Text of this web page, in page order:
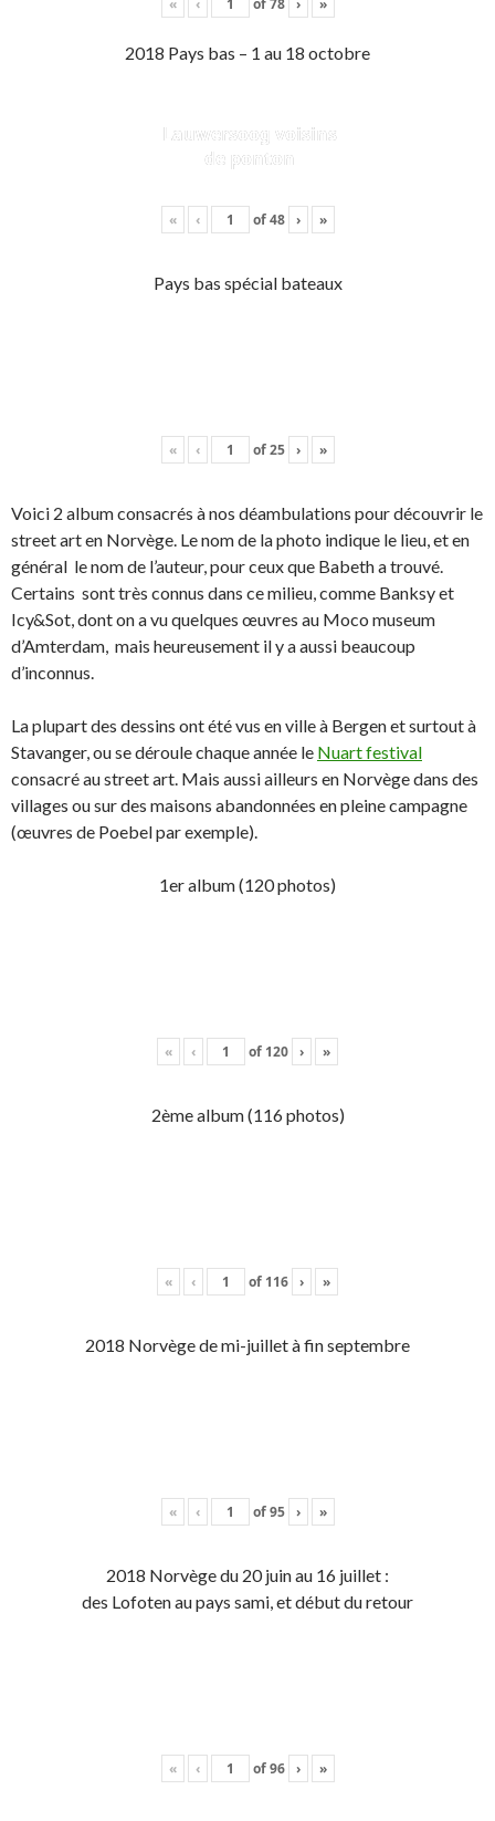
« ‹ of78 › »
2018 Pays bas – 1 au 18 octobre
Lauwersoog voisins
de ponton
« ‹ of48 › »
Pays bas spécial bateaux
« ‹ of25 › »
Voici 2 album consacrés à nos déambulations pour découvrir le
street art en Norvège. Le nom de la photo indique le lieu, et en
général le nom de l’auteur, pour ceux que Babeth a trouvé.
Certains sont très connus dans ce milieu, comme Banksy et
Icy&Sot, dont on a vu quelques œuvres au Moco museum
d’Amterdam, mais heureusement il y a aussi beaucoup
d’inconnus.
La plupart des dessins ont été vus en ville à Bergen et surtout à
Stavanger, ou se déroule chaque année le Nuart festival
consacré au street art. Mais aussi ailleurs en Norvège dans des
villages ou sur des maisons abandonnées en pleine campagne
(œuvres de Poebel par exemple).
1er album (120 photos)
« ‹ of 120 › »
2ème album (116 photos)
« ‹ of 116 › »
2018 Norvège de mi-juillet à fin septembre
« ‹ of95 › »
2018 Norvège du 20 juin au 16 juillet :
des Lofoten au pays sami, et début du retour
« ‹ of96 › »